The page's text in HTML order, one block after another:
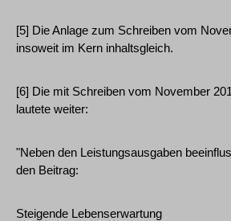
[5] Die Anlage zum Schreiben vom
insoweit im Kern inhaltsgleich.
[6] Die mit Schreiben vom November
lautete weiter:
"Neben den Leistungsausgaben
den Beitrag:
Steigende Lebenserwartung